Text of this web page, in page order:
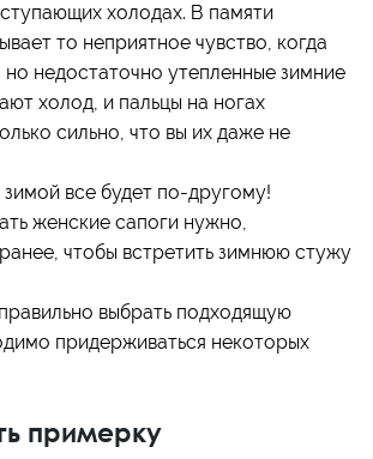
холодах. В памяти
то неприятное чувство, когда
но недостаточно утепленные зимние
холод, и пальцы на ногах
сильно, что вы их даже не
все будет по-другому!
женские сапоги нужно,
чтобы встретить зимнюю стужу
выбрать подходящую
придерживаться некоторых
примерку